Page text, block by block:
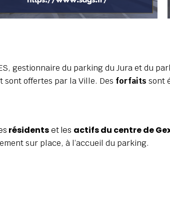
gestionnaire du parking du Jura et du
offertes par la Ville. Des forfaits sont
résidentset les actifs du centre de
sur place, à l’accueil du parking.